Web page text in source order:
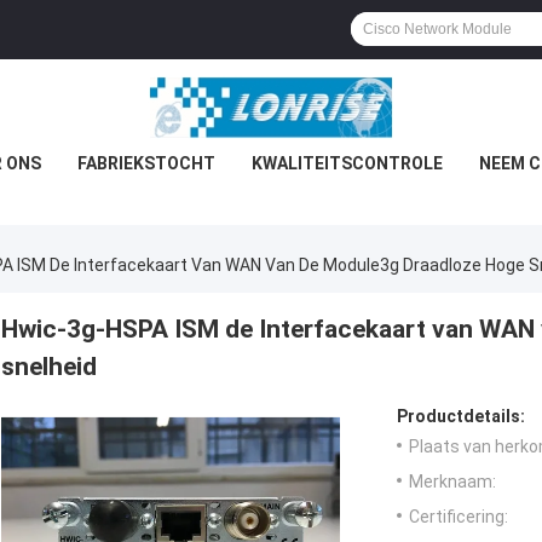
ONS FABRIEKSTOCHT KWALITEITSCONTROLE NEEM
ISM De Interfacekaart Van WAN Van De Module3g Draadloze Hoge
Hwic-3g-HSPA ISM de Interfacekaart van
snelheid
Productdetails:
Plaats van
Merknaam:
Certificering: